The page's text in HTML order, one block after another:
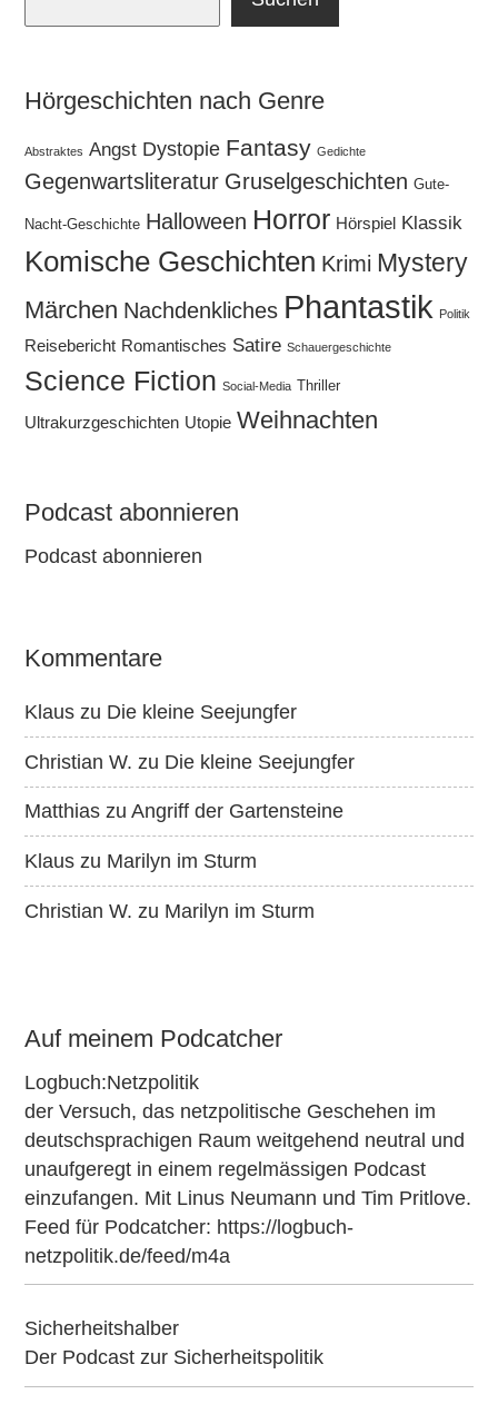
Hörgeschichten nach Genre
Abstraktes Angst Dystopie Fantasy Gedichte
Gegenwartsliteratur Gruselgeschichten Gute-
Nacht-Geschichte Halloween Horror Hörspiel Klassik
Komische Geschichten Krimi Mystery
Märchen Nachdenkliches Phantastik Politik
Reisebericht Romantisches Satire Schauergeschichte
Science Fiction Social-Media Thriller
Ultrakurzgeschichten Utopie Weihnachten
Podcast abonnieren
Podcast abonnieren
Kommentare
Klaus zu Die kleine Seejungfer
Christian W. zu Die kleine Seejungfer
Matthias zuAngriff der Gartensteine
Klaus zu Marilyn im Sturm
Christian W. zu Marilyn im Sturm
Auf meinem Podcatcher
Logbuch:Netzpolitik
der Versuch, das netzpolitische Geschehen im
deutschsprachigen Raum weitgehend neutral und
unaufgeregt in einem regelmässigen Podcast
einzufangen. Mit Linus Neumann und Tim Pritlove.
Feed für Podcatcher: https://logbuch-
netzpolitik.de/feed/m4a
Sicherheitshalber
Der Podcast zur Sicherheitspolitik